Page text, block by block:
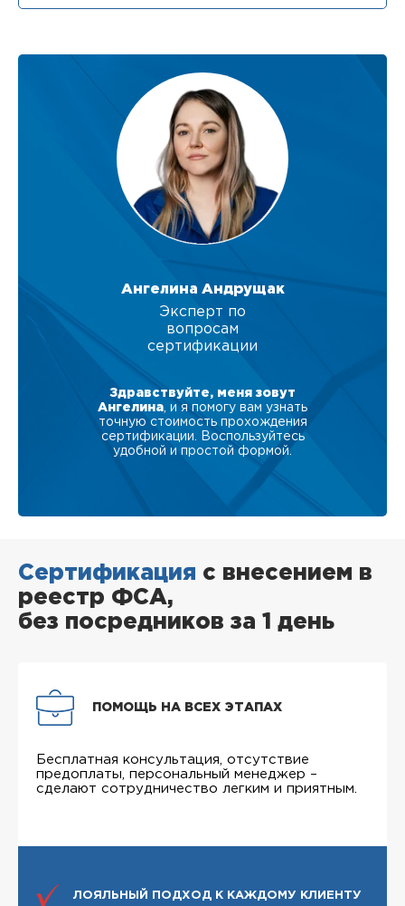
Ангелина Андрущак
Эксперт по
вопросам
сертификации
Здравствуйте, меня зовут
Ангелина , и я помогу вам узнать
точную стоимость прохождения
сертификации. Воспользуйтесь
удобной и простой формой.
Сертификация с внесением в
реестр ФСА,
без посредников за 1 день
ПОМОЩЬ НА ВСЕХ ЭТАПАХ
Бесплатная консультация, отсутствие
предоплаты, персональный менеджер –
сделают сотрудничество легким и приятным.
ЛОЯЛЬНЫЙ ПОДХОД К КАЖДОМУ КЛИЕНТУ